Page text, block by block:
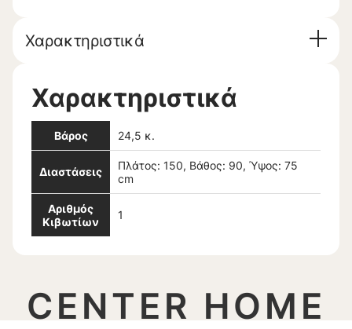
Χαρακτηριστικά
Χαρακτηριστικά
Βάρος 24,5 κ.
Διαστάσεις
Πλάτος: 150, Βάθος: 90, Ύψος: 75
cm
Αριθμός
Κιβωτίων
1
CENTER HOME